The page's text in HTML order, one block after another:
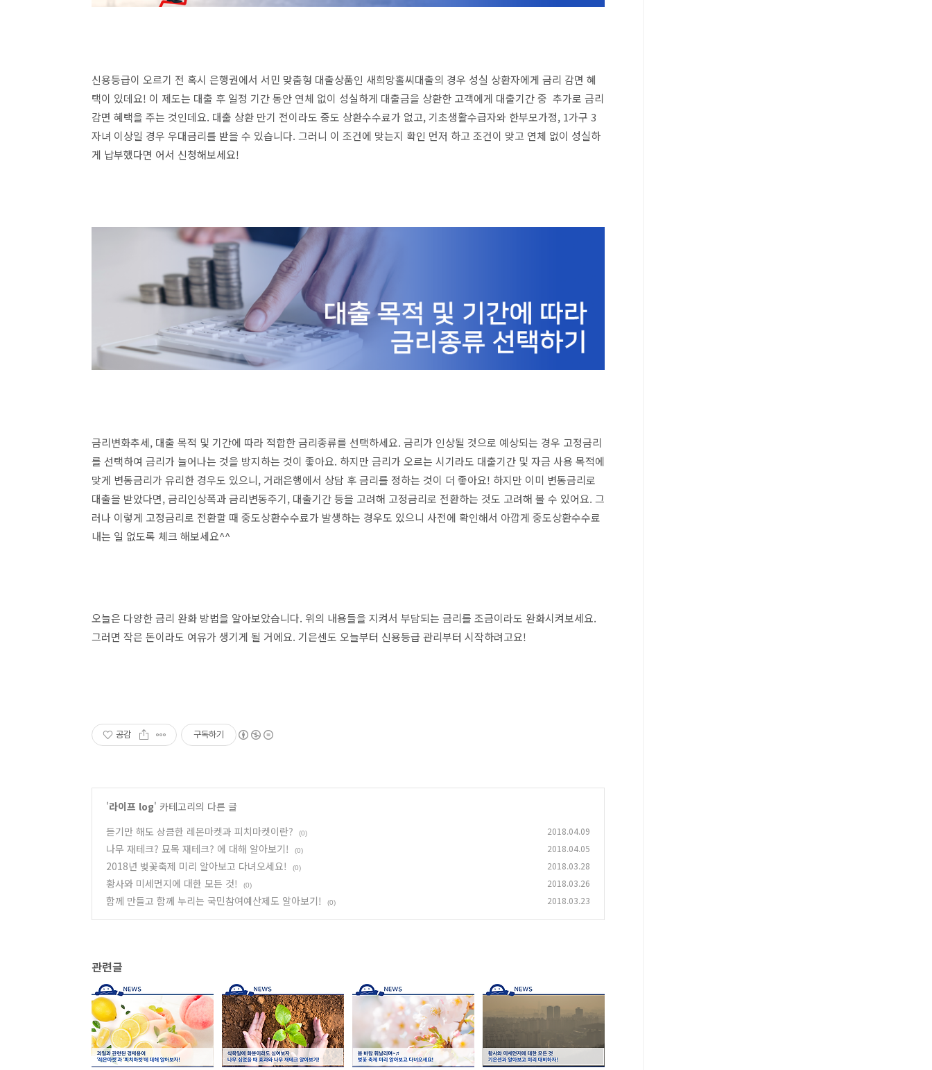
신용등급이 오르기 전 혹시 은행권에서 서민 맞춤형 대출상품인 새희망홀씨대출의 경우 성실 상환자에게 금리 감면 혜
택이 있데요! 이 제도는 대출 후 일정 기간 동안 연체 없이 성실하게 대출금을 상환한 고객에게 대출기간 중 추가로 금리
감면 혜택을 주는 것인데요. 대출 상환 만기 전이라도 중도 상환수수료가 없고, 기초생활수급자와 한부모가정, 1가구 3
자녀 이상일 경우 우대금리를 받을 수 있습니다. 그러니 이 조건에 맞는지 확인 먼저 하고 조건이 맞고 연체 없이 성실하
게 납부했다면 어서 신청해보세요!
금리변화추세, 대출 목적 및 기간에 따라 적합한 금리종류를 선택하세요. 금리가 인상될 것으로 예상되는 경우 고정금리
를 선택하여 금리가 늘어나는 것을 방지하는 것이 좋아요. 하지만 금리가 오르는 시기라도 대출기간 및 자금 사용 목적에
맞게 변동금리가 유리한 경우도 있으니, 거래은행에서 상담 후 금리를 정하는 것이 더 좋아요! 하지만 이미 변동금리로
대출을 받았다면, 금리인상폭과 금리변동주기, 대출기간 등을 고려해 고정금리로 전환하는 것도 고려해 볼 수 있어요. 그
러나 이렇게 고정금리로 전환할 때 중도상환수수료가 발생하는 경우도 있으니 사전에 확인해서 아깝게 중도상환수수료
내는 일 없도록 체크 해보세요^^
오늘은 다양한 금리 완화 방법을 알아보았습니다. 위의 내용들을 지켜서 부담되는 금리를 조금이라도 완화시켜보세요.
그러면 작은 돈이라도 여유가 생기게 될 거에요. 기은센도 오늘부터 신용등급 관리부터 시작하려고요!
공감 구독하기
'라이프 log' 카테고리의 다른 글
듣기만 해도 상큼한 레몬마켓과 피치마켓이란?
(0) 2018.04.09
나무 재테크? 묘목 재테크? 에 대해 알아보기! (0) 2018.04.05
2018년 벚꽃축제 미리 알아보고 다녀오세요! (0) 2018.03.28
황사와 미세먼지에 대한 모든 것! (0) 2018.03.26
함께 만들고 함께 누리는 국민참여예산제도 알아보기! (0) 2018.03.23
관련글